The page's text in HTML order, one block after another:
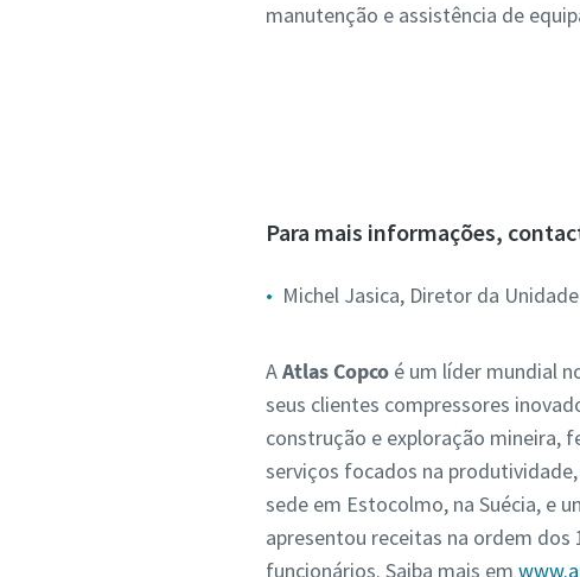
manutenção e assistência de
Para mais informações,
Michel Jasica, Diretor da
AAtlas Copco é um líder mundial
seus clientes compressores
construção e exploração mineira,
serviços focados na
sede em Estocolmo, na Suécia, e
apresentou receitas na ordem dos
funcionários. Saiba mais em